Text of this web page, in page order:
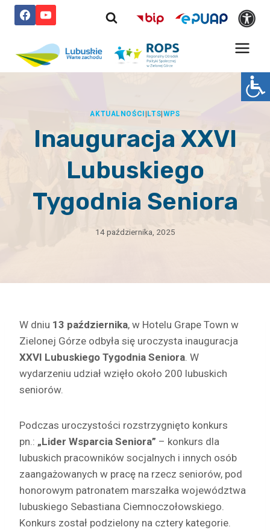
Przejdź
AKTUALNOŚCI LTS WPS
Inauguracja XXVI
Lubuskiego
Tygodnia Seniora
14 października, 2025
W dniu 13 października, w Hotelu Grape Town w
Zielonej Górze odbyła się uroczysta inauguracja
XXVI Lubuskiego Tygodnia Seniora. W
wydarzeniu udział wzięło około 200 lubuskich
seniorów.
Podczas uroczystości rozstrzygnięto konkurs
pn.: „Lider Wsparcia Seniora” – konkurs dla
lubuskich pracowników socjalnych i innych osób
zaangażowanych w pracę na rzecz seniorów, pod
honorowym patronatem marszałka województwa
lubuskiego Sebastiana Ciemnoczołowskiego.
Konkurs został podzielony na cztery kategorie.